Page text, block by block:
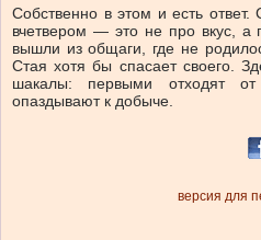
Собственно в этом и есть ответ.
вчетвером — это не про вкус, а
вышли из общаги, где не
Стая хотя бы спасает своего.
шакалы: первыми отходят
опаздывают к добыче.
версия для